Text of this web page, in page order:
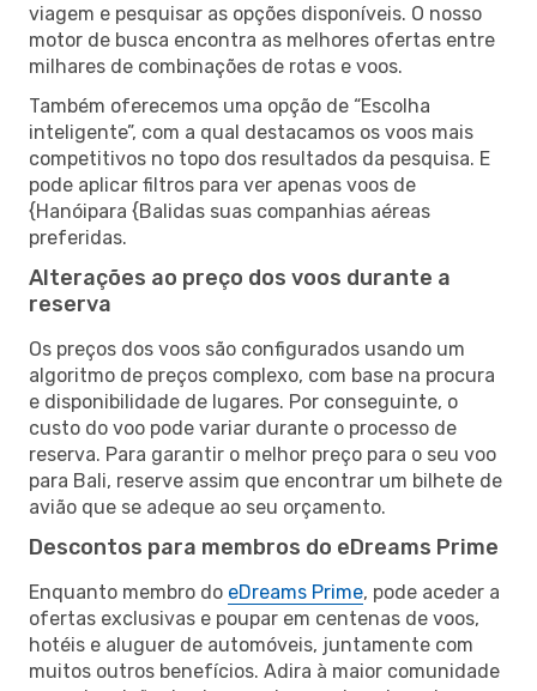
viagem e pesquisar as opções disponíveis. O nosso
motor de busca encontra as melhores ofertas entre
milhares de combinações de rotas e voos.
Também oferecemos uma opção de “Escolha
inteligente”, com a qual destacamos os voos mais
competitivos no topo dos resultados da pesquisa. E
pode aplicar filtros para ver apenas voos de
{Hanóipara {Balidas suas companhias aéreas
preferidas.
Alterações ao preço dos voos durante a
reserva
Os preços dos voos são configurados usando um
algoritmo de preços complexo, com base na procura
e disponibilidade de lugares. Por conseguinte, o
custo do voo pode variar durante o processo de
reserva. Para garantir o melhor preço para o seu voo
para Bali, reserve assim que encontrar um bilhete de
avião que se adeque ao seu orçamento.
Descontos para membros do eDreams Prime
Enquanto membro do eDreams Prime, pode aceder a
ofertas exclusivas e poupar em centenas de voos,
hotéis e aluguer de automóveis, juntamente com
muitos outros benefícios. Adira à maior comunidade